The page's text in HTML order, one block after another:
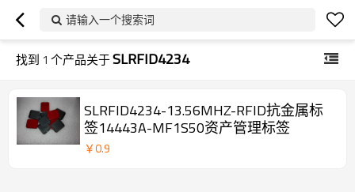
请输入一个搜索词
找到 1 个产品关于SLRFID4234
SLRFID4234-13.56MHZ-RFID抗金属标
签14443A-MF1S50资产管理标签
￥0.9